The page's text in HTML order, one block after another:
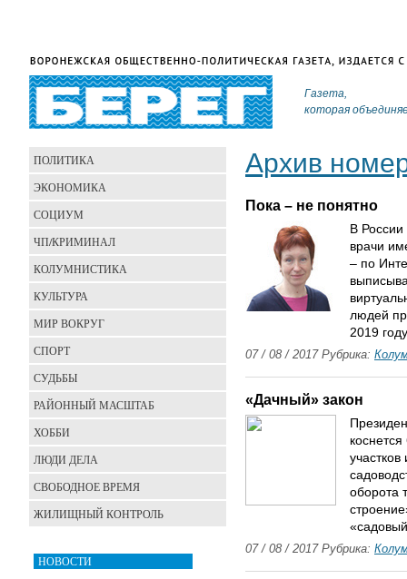
Газета,
которая
Архив
Пока – не понятно
В
врачи
– по
людей
2019
07 / 08 / 2017 Рубрика:
«Дачный» закон
оборота
07 / 08 / 2017 Рубрика:
ПОЛИТИКА
ЭКОНОМИКА
СОЦИУМ
ЧП/КРИМИНАЛ
КОЛУМНИСТИКА
КУЛЬТУРА
МИР ВОКРУГ
СПОРТ
СУДЬБЫ
РАЙОННЫЙ МАСШТАБ
ХОББИ
ЛЮДИ ДЕЛА
СВОБОДНОЕ ВРЕМЯ
ЖИЛИЩНЫЙ КОНТРОЛЬ
НОВОСТИ